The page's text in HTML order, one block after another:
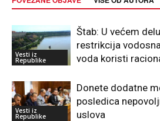
Vesti iz
Republike
Štab: U većem
restrikcija
voda koristi
Vesti iz
Republike
Donete dodatne
posledica
uslova